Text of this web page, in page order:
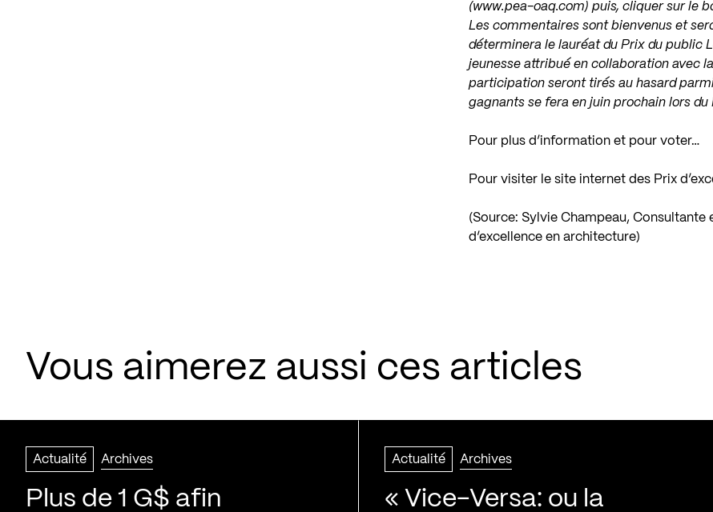
(www.pea-oaq.com) puis, cliquer sur le
Les commentaires sont bienvenus et
déterminera le lauréat du Prix du public
jeunesse attribué en collaboration avec
participation seront tirés au hasard
gagnants se fera en juin prochain lors
Pour plus d’information et pour voter…
Pour visiter le site internet des Prix
(Source: Sylvie Champeau,
d’excellence en architecture)
Vous aimerez aussi ces articles
Actualité Archives
Plus de 1 G$ afin
Actualité Archives
« Vice-Versa: ou la